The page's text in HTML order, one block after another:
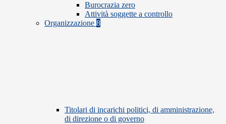
Burocrazia zero
Attività soggette a controllo
Organizzazione 8
Titolari di incarichi politici, di amministrazione,
di direzione o di governo